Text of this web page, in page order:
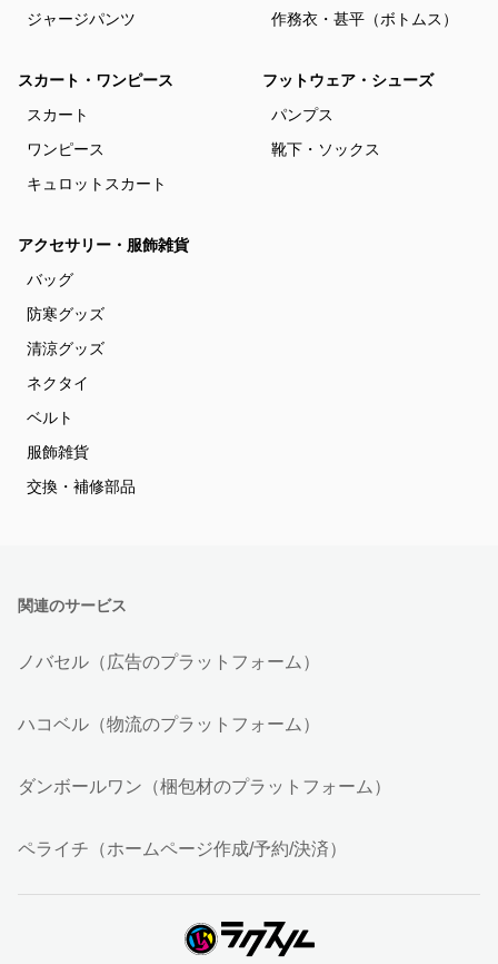
ジャージパンツ
作務衣・甚平（ボトムス）
スカート・ワンピース
スカート
ワンピース
キュロットスカート
フットウェア・シューズ
パンプス
靴下・ソックス
アクセサリー・服飾雑貨
バッグ
防寒グッズ
清涼グッズ
ネクタイ
ベルト
服飾雑貨
交換・補修部品
関連のサービス
ノバセル（広告のプラットフォーム）
ハコベル（物流のプラットフォーム）
ダンボールワン（梱包材のプラットフォーム）
ペライチ（ホームページ作成/予約/決済）